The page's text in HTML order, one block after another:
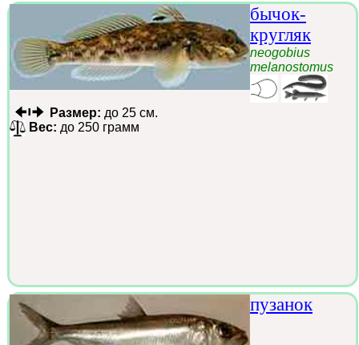
бычок-
кругляк
neogobius
melanostomus
Размер: до 25 см.
Вес: до 250 грамм
пузанок